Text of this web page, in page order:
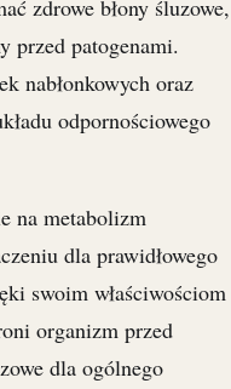
zdrowe błony śluzowe,
przed patogenami.
nabłonkowych oraz
odpornościowego
na metabolizm
dla prawidłowego
swoim właściwościom
organizm przed
dla ogólnego